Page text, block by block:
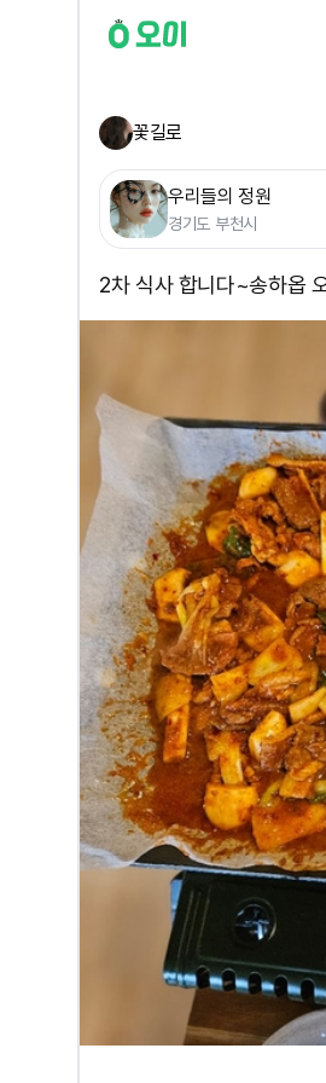
꽃길로
우리들의 정원
경기도 부천시
2차 식사 합니다~ ​송하옵